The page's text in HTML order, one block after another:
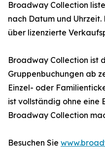
Broadway Collection
nach Datum und
über lizenzierte
Broadway Collection ist
Gruppenbuchungen ab
Einzel- oder
ist vollständig ohne
Broadway Collection
Besuchen Sie